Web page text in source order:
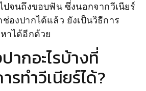
ปจนถึงขอบฟัน ซึ่งนอกจากวีเนียร์
องปากได้แล้ว ยังเป็นวิธีการ
าได้อีกด้วย
กอะไรบ้างที่
รทำวีเนียร์ได้?